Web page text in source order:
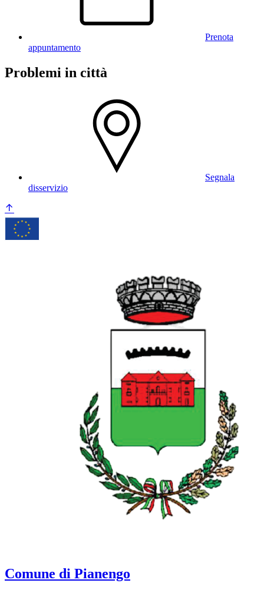
Prenota
appuntamento
Problemi in città
Segnala
disservizio
Comune di Pianengo